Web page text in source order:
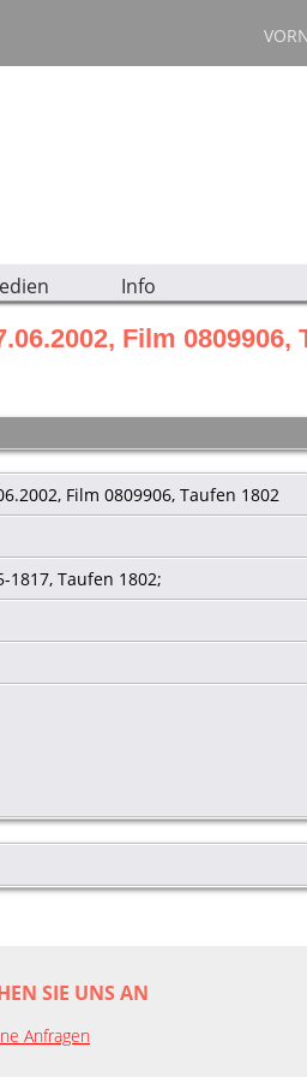
Info
Film 0809906,
Film 0809906, Taufen 1802
1817, Taufen 1802;
SIE UNS AN
Anfragen